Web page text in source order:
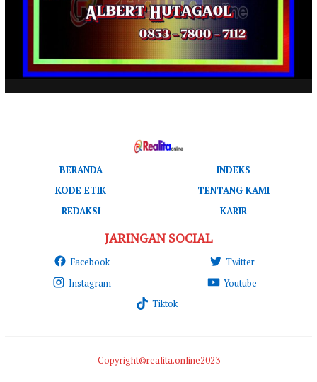
BERANDA
INDEKS
KODE ETIK
TENTANG KAMI
REDAKSI
KARIR
JARINGAN SOCIAL
Facebook
Twitter
Instagram
Youtube
Tiktok
Copyright©realita.online2023